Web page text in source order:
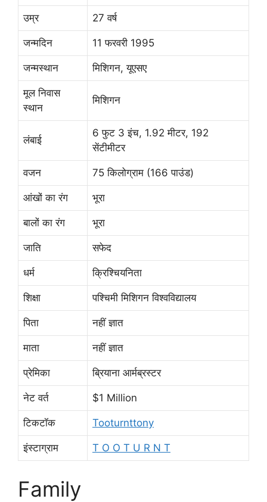
उम्र 27 वर्ष
जन्मदिन 11 फरवरी 1995
जन्मस्थान मिशिगन, यूएसए
मूल निवास
स्थान
मिशिगन
लंबाई
6 फुट 3 इंच, 1.92 मीटर, 192
सेंटीमीटर
वजन 75 किलोग्राम (166 पाउंड)
आंखों का रंग भूरा
बालों का रंग भूरा
जाति सफेद
धर्म क्रिश्चियनिता
शिक्षा पश्चिमी मिशिगन विश्वविद्यालय
पिता नहीं ज्ञात
माता नहीं ज्ञात
प्रेमिका ब्रियाना आर्मब्रस्टर
नेट वर्त $1 Million
टिकटॉक Tooturnttony
इंस्टाग्राम T O O T U R N T
Family